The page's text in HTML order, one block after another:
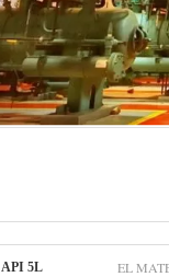
API 5L EL